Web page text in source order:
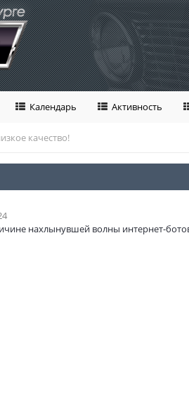
Календарь Активность
качество!
нахлынувшей волны интернет-